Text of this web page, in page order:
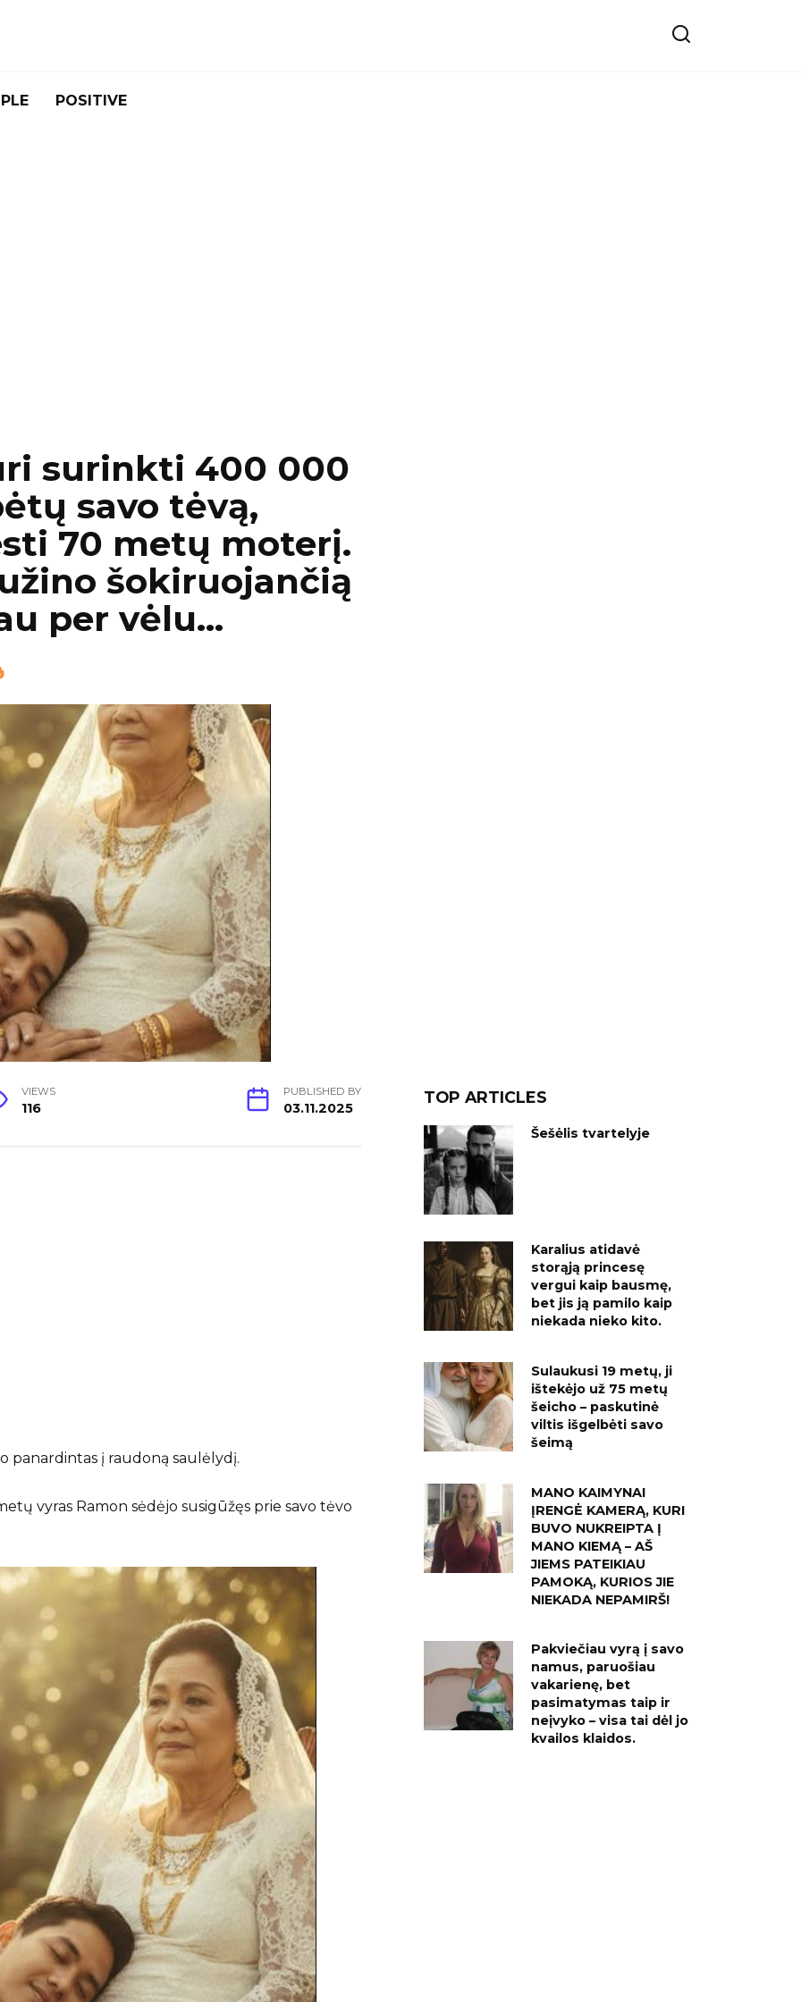
POSITIVE
surinkti 400 000
savo tėvą,
70 metų moterį.
šokiruojančią
per vėlu…
VIEWS
116
PUBLISHED BY
03.11.2025
panardintas į raudoną saulėlydį.
vyras Ramon sėdėjo susigūžęs prie savo tėvo
TOP ARTICLES
Šešėlis tvartelyje
Karalius atidavė
storąją princesę
vergui kaip bausmę,
bet jis ją pamilo kaip
niekada nieko kito.
Sulaukusi 19 metų, ji
ištekėjo už 75 metų
šeicho – paskutinė
viltis išgelbėti savo
šeimą
MANO KAIMYNAI
ĮRENGĖ KAMERĄ, KURI
BUVO NUKREIPTA Į
MANO KIEMĄ – AŠ
JIEMS PATEIKIAU
PAMOKĄ, KURIOS JIE
NIEKADA NEPAMIRŠ!
Pakviečiau vyrą į savo
namus, paruošiau
vakarienę, bet
pasimatymas taip ir
neįvyko – visa tai dėl jo
kvailos klaidos.